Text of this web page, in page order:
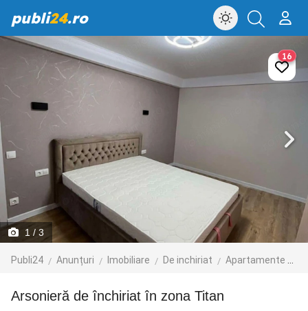
publi24.ro
1 / 3
Publi24 Anunțuri Imobiliare De inchiriat Apartamente de inchiriat
16
arsonieră de închiriat în zona Titan